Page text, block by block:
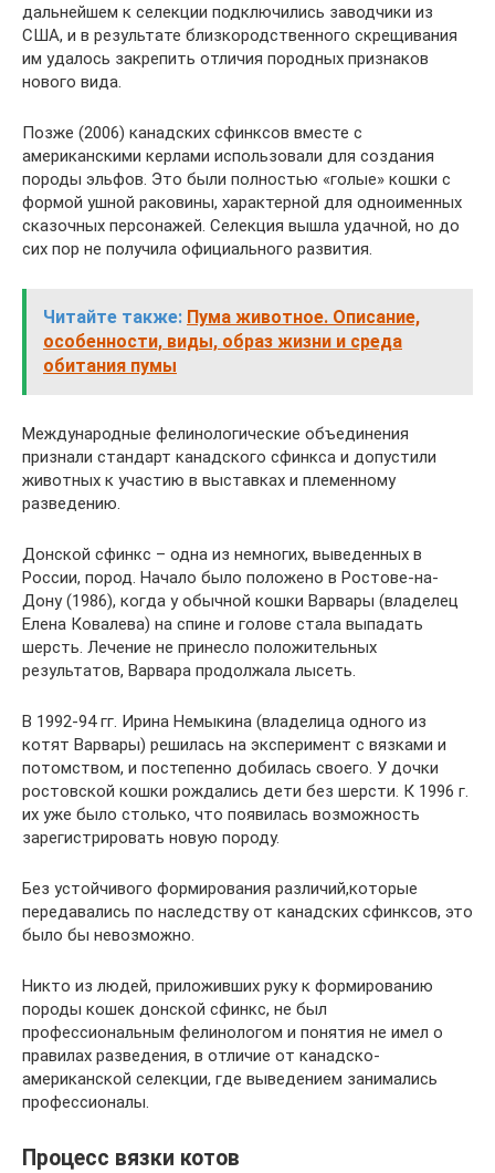
дальнейшем к селекции подключились заводчики из
США, и в результате близкородственного скрещивания
им удалось закрепить отличия породных признаков
нового вида.
Позже (2006) канадских сфинксов вместе с
американскими керлами использовали для создания
породы эльфов. Это были полностью «голые» кошки с
формой ушной раковины, характерной для одноименных
сказочных персонажей. Селекция вышла удачной, но до
сих пор не получила официального развития.
Читайте также: Пума животное. Описание,
особенности, виды, образ жизни и среда
обитания пумы
Международные фелинологические объединения
признали стандарт канадского сфинкса и допустили
животных к участию в выставках и племенному
разведению.
Донской сфинкс – одна из немногих, выведенных в
России, пород. Начало было положено в Ростове-на-
Дону (1986), когда у обычной кошки Варвары (владелец
Елена Ковалева) на спине и голове стала выпадать
шерсть. Лечение не принесло положительных
результатов, Варвара продолжала лысеть.
В 1992-94 гг. Ирина Немыкина (владелица одного из
котят Варвары) решилась на эксперимент с вязками и
потомством, и постепенно добилась своего. У дочки
ростовской кошки рождались дети без шерсти. К 1996 г.
их уже было столько, что появилась возможность
зарегистрировать новую породу.
Без устойчивого формирования различий,которые
передавались по наследству от канадских сфинксов, это
было бы невозможно.
Никто из людей, приложивших руку к формированию
породы кошек донской сфинкс, не был
профессиональным фелинологом и понятия не имел о
правилах разведения, в отличие от канадско-
американской селекции, где выведением занимались
профессионалы.
Процесс вязки котов